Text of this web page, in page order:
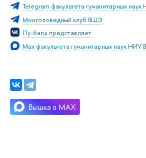
Telegram факультета гуманитарных
Монголоведный клуб ВШЭ
Пу-багш представляет
Мах факультета гуманитарных наук